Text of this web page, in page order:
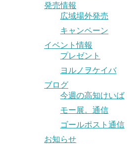
発売情報
広域場外発売
キャンペーン
イベント情報
プレゼント
ヨルノヲケイバ
ブログ
今週の高知けいば
モー展。通信
ゴールポスト通信
お知らせ